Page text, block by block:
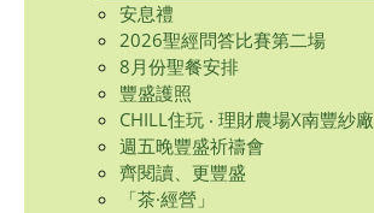
安息禮
2026聖經問答比賽第二場
8月份聖餐安排
豐盛護照
CHILL住玩 ‧ 理財農場X南豐紗廠
週五晚豐盛祈禱會
齊閱讀、更豐盛
「茶·經營」